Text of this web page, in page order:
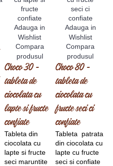
Adauga in
Wishlist
Compara
produsul
Choco 30 -
tableta de
ciocolata cu
lapte si fructe
confiate
Tableta din
ciocolata cu
lapte si fructe
seci maruntite
Adauga in
Wishlist
Compara
produsul
Choco 80 -
tableta de
ciocolata cu
fructe seci ci
confiate
Tableta patrata
din ciocolata cu
lapte cu fructe
seci si confiate